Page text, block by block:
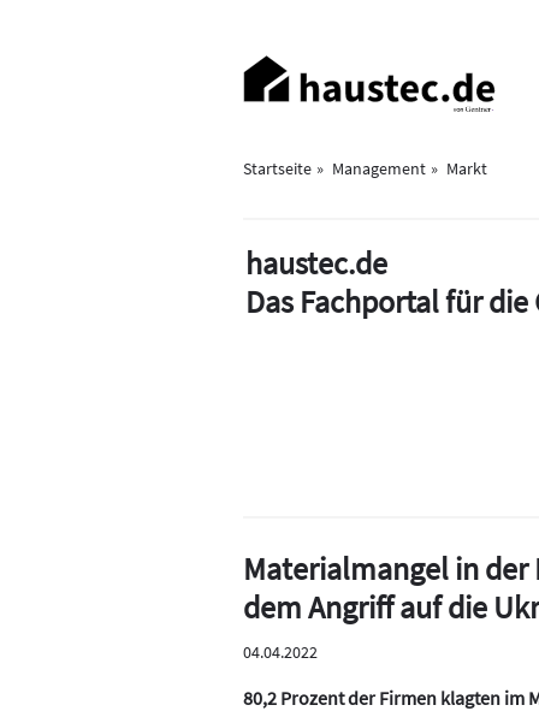
Haupt-
Navigation
Startseite Management
Markt
haustec.de
Das Fachportal für
Materialmangel in
dem Angriff auf die
04.04.2022
80,2 Prozent der Firmen klagten im